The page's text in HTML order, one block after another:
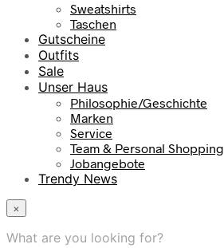
Sweatshirts
Taschen
Gutscheine
Outfits
Sale
Unser Haus
Philosophie/Geschichte
Marken
Service
Team & Personal Shopping
Jobangebote
Trendy News
×
What are you looking for?